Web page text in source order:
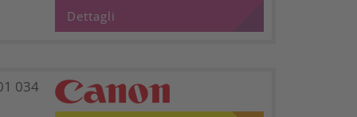
Dettagli
034